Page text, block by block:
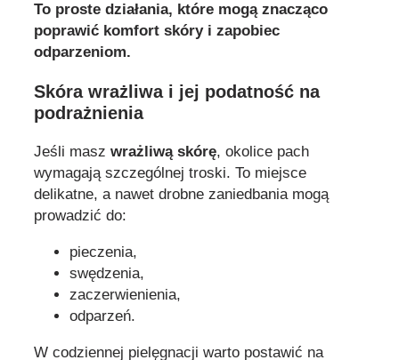
To proste działania, które mogą znacząco
poprawić komfort skóry i zapobiec
odparzeniom.
Skóra wrażliwa i jej podatność na
podrażnienia
Jeśli masz wrażliwą skórę, okolice pach
wymagają szczególnej troski. To miejsce
delikatne, a nawet drobne zaniedbania mogą
prowadzić do:
pieczenia,
swędzenia,
zaczerwienienia,
odparzeń.
W codziennej pielęgnacji warto postawić na